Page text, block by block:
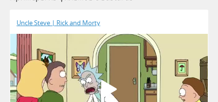
Uncle Steve | Rick and Morty